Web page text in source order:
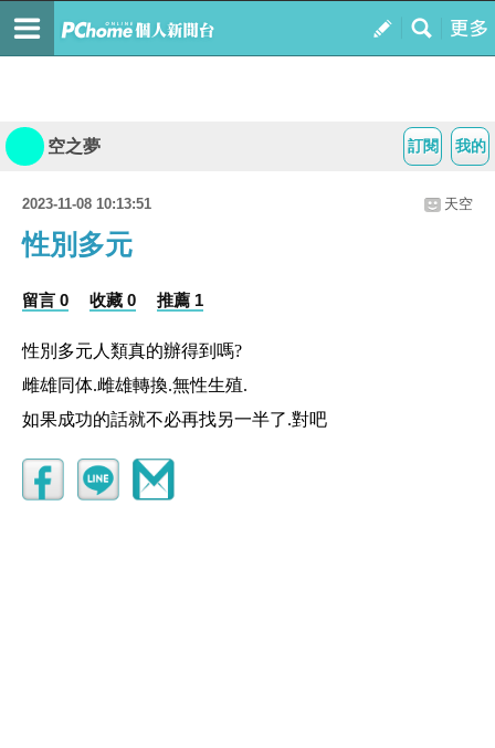
我的
訂閱
空之夢
2023-11-08 10:13:51 天空
性別多元
留言 0 收藏 0 推薦 1
性別多元人類真的辦得到嗎?
雌雄同体.雌雄轉換.無性生殖.
如果成功的話就不必再找另一半了.對吧